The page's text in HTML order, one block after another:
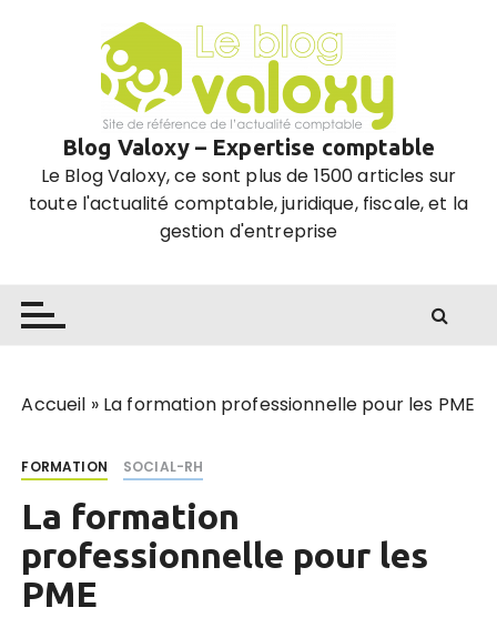
Blog Valoxy – Expertise comptable
Le Blog Valoxy, ce sont plus de 1500 articles sur
toute l'actualité comptable, juridique, fiscale, et la
gestion d'entreprise
Accueil » La formation professionnelle pour les PME
FORMATION SOCIAL-RH
La formation
professionnelle pour les
PME